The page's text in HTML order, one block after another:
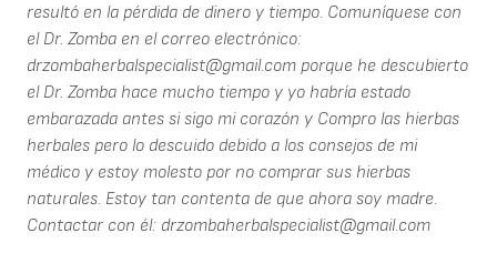
resultó en la pérdida de dinero y tiempo. Comuníquese con
el Dr. Zomba en el correo electrónico:
drzombaherbalspecialist@gmail.com porque he descubierto
el Dr. Zomba hace mucho tiempo y yo habría estado
embarazada antes si sigo mi corazón y Compro las hierbas
herbales pero lo descuido debido a los consejos de mi
médico y estoy molesto por no comprar sus hierbas
naturales. Estoy tan contenta de que ahora soy madre.
Contactar con él: drzombaherbalspecialist@gmail.com